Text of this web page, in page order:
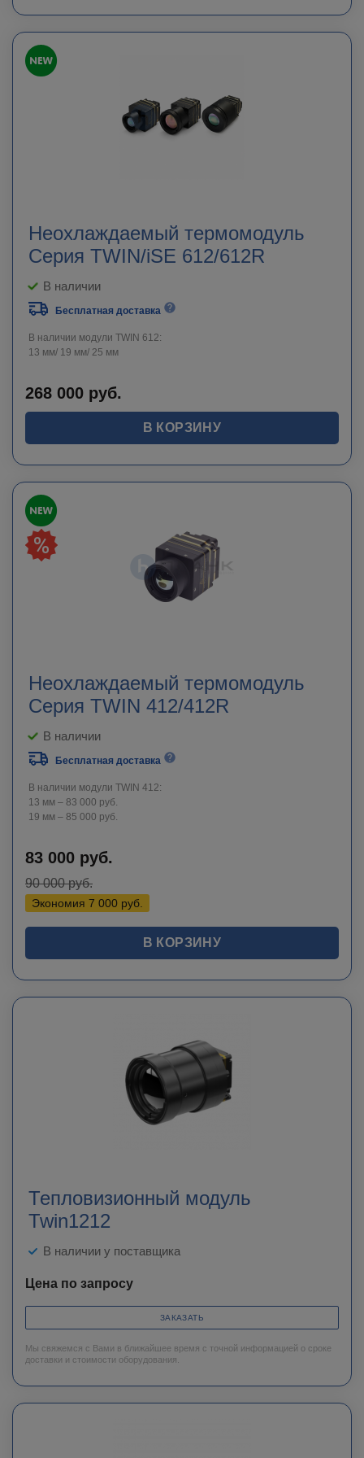
Неохлаждаемый термомодуль
Серия TWIN/iSE 612/612R
В наличии
Бесплатная доставка
В наличии модули TWIN 612:
13 мм/ 19 мм/ 25 мм
268 000 руб.
В КОРЗИНУ
Неохлаждаемый термомодуль
Серия TWIN 412/412R
В наличии
Бесплатная доставка
В наличии модули TWIN 412:
13 мм – 83 000 руб.
19 мм – 85 000 руб.
83 000 руб.
90 000руб.
Экономия 7 000 руб.
В КОРЗИНУ
Тепловизионный модуль
Twin1212
В наличии у поставщика
Цена по запросу
ЗАКАЗАТЬ
Мы свяжемся с Вами в ближайшее время с точной информацией о сроке
доставки и стоимости оборудования.